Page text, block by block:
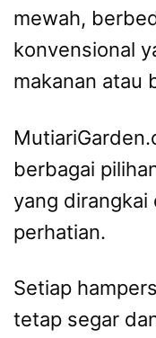
mewah,
konvensional
makanan atau
berbagai
yang dirangkai
perhatian.
Setiap
tetap segar